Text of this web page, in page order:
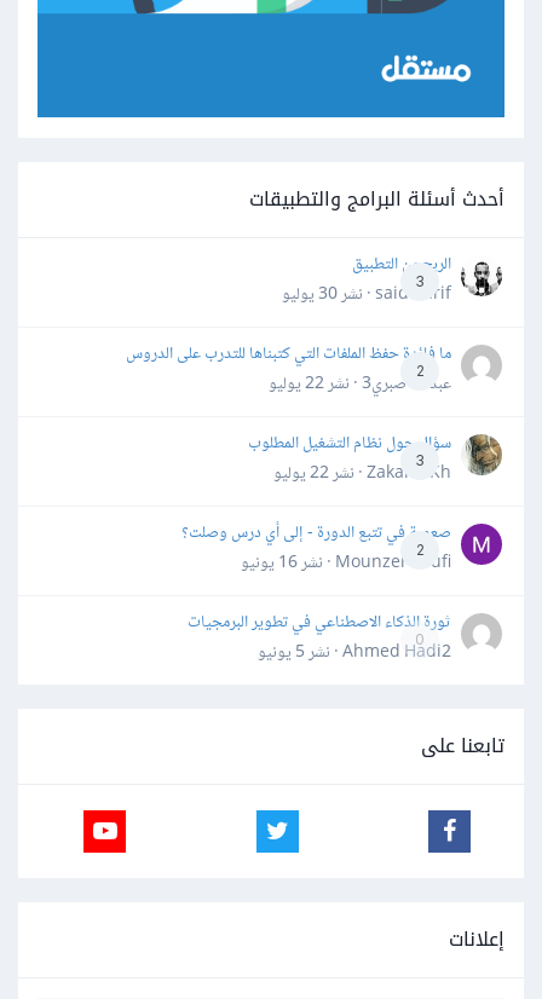
أحدث أسئلة البرامج والتطبيقات
3
الربح من التطبيق
said darif · نشر
30 يوليو
2
ما فائدة حفظ الملفات التي كتبناها للتدرب على الدروس
عبدالله صبري3 · نشر
22 يوليو
3
سؤال حول نظام التشغيل المطلوب
Zakaria Kh · نشر
22 يوليو
2
صعوبة في تتبع الدورة - إلى أي درس وصلت؟
Mounzer Soufi · نشر
16 يونيو
0
ثورة الذكاء الاصطناعي في تطوير البرمجيات
Ahmed Hadi2 · نشر
5 يونيو
تابعنا على
إعلانات